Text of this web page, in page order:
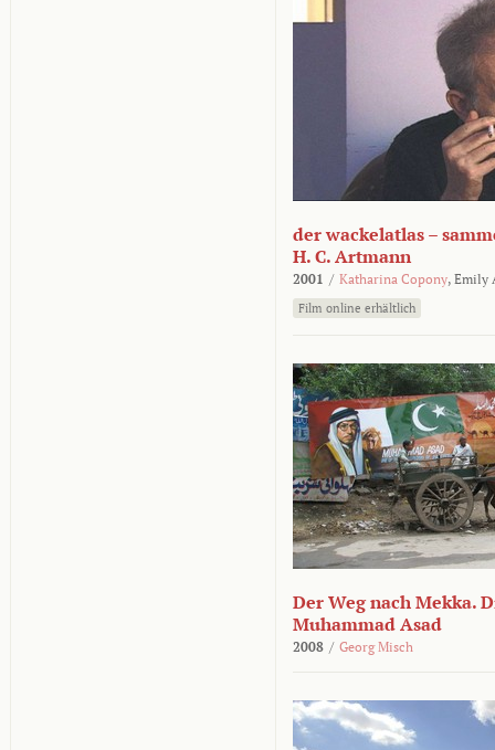
der wackelatlas –
H. C. Artmann
2001 / Katharina Copony, Emily
Film online erhältlich
Der Weg nach Mekka.
Muhammad Asad
2008 / Georg Misch